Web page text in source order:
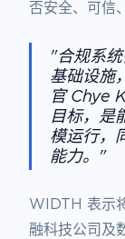
否安全、可信
"合规系
基础设施
官 Chye
目标，是
模运行，
能力。"
WIDTH 表示
融科技公司及